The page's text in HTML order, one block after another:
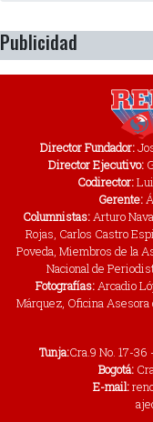
Publicidad
Director Fundador:
Director Ejecutivo:
Codirector:
Gerente:
Columnistas: Arturo
Rojas, Carlos Castro
Poveda, Miembros de la
Nacional de
Fotografías:Arcadio
Márquez, Oficina Asesora
Tunja:Cra.9 No. 17-36
Bogotá:
E-mail: